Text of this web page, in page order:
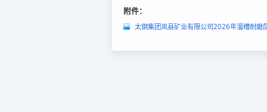
附件：
太钢集团岚县矿业有限公司2026年溜槽耐磨